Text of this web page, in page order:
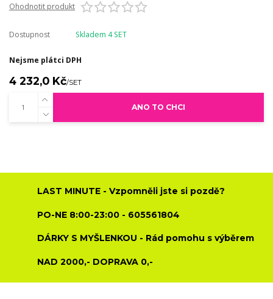
Ohodnotit produkt
Dostupnost Skladem 4 SET
Nejsme plátci DPH
4 232,0 Kč/SET
ANO TO CHCI
LAST MINUTE - Vzpomněli jste si pozdě?
PO-NE 8:00-23:00 - 605561804
DÁRKY S MYŠLENKOU - Rád pomohu s výběrem
NAD 2000,- DOPRAVA 0,-